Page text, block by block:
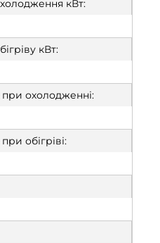
кВт:
кВт:
охолодженні:
обігріві: